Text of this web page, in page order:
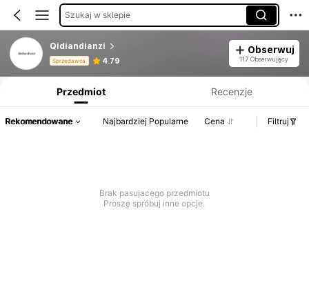
Szukaj w sklepie
Qidiandianzi
Sprzedawca 4.79
Obserwuj
117 Obserwujący
Przedmiot Recenzje
Rekomendowane Najbardziej Popularne Cena Filtruj
Brak pasujacego przedmiotu
Proszę spróbuj inne opcje.